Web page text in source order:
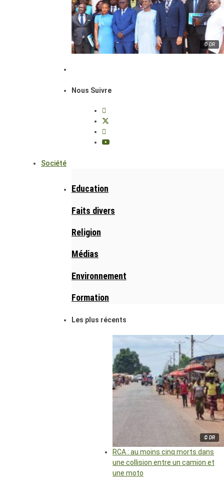
© DR
Nous Suivre
Société
Education
Faits divers
Religion
Médias
Environnement
Formation
Les plus récents
© DR
RCA : au moins cinq morts dans
une collision entre un camion et
une moto